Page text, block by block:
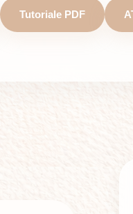
Tutoriale PDF